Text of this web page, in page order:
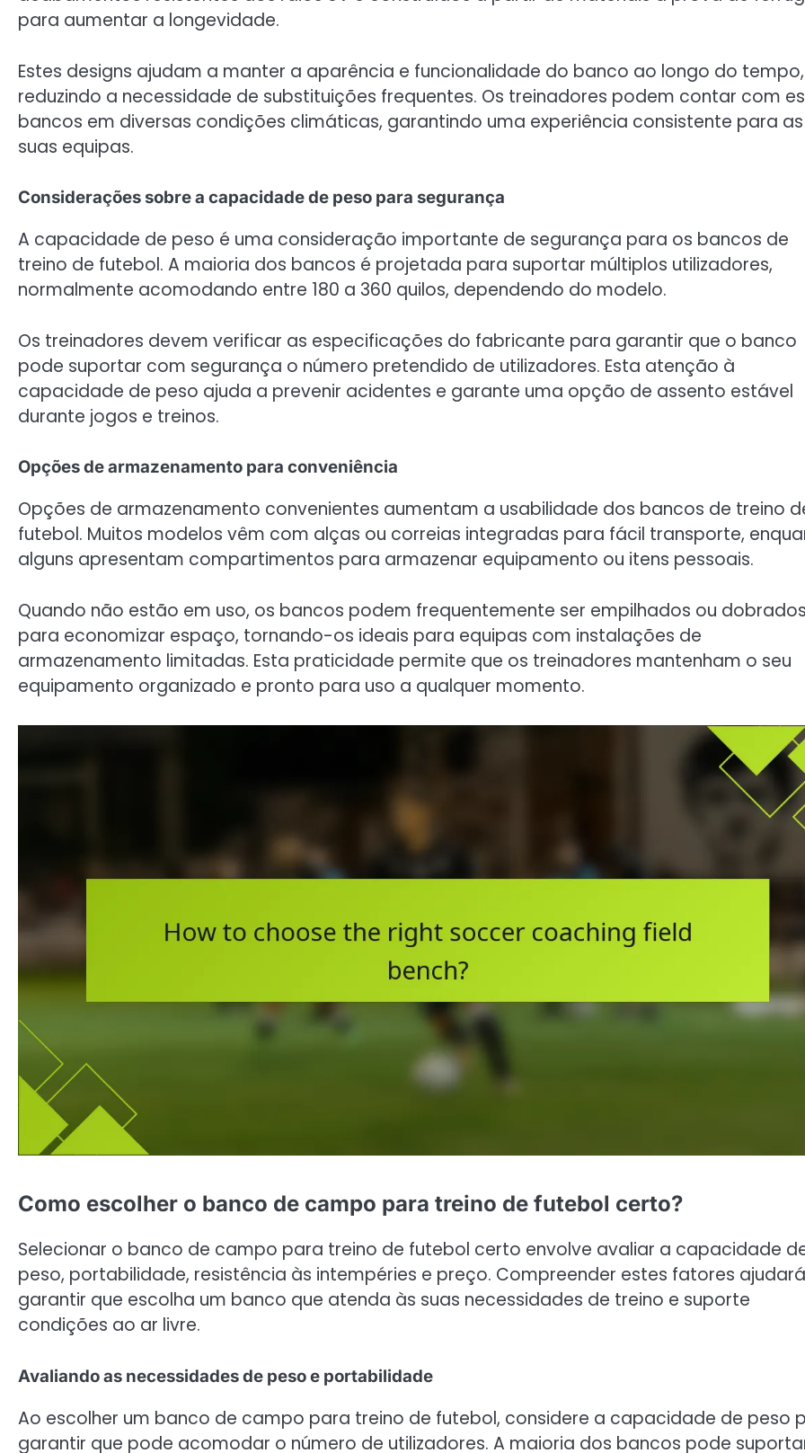
para aumentar a longevidade.
Estes designs ajudam a manter a aparência e funcionalidade do banco ao longo do tempo,
reduzindo a necessidade de substituições frequentes. Os treinadores podem contar com
bancos em diversas condições climáticas, garantindo uma experiência consistente para as
suas equipas.
Considerações sobre a capacidade de peso para segurança
A capacidade de peso é uma consideração importante de segurança para os bancos de
treino de futebol. A maioria dos bancos é projetada para suportar múltiplos utilizadores,
normalmente acomodando entre 180 a 360 quilos, dependendo do modelo.
Os treinadores devem verificar as especificações do fabricante para garantir que o banco
pode suportar com segurança o número pretendido de utilizadores. Esta atenção à
capacidade de peso ajuda a prevenir acidentes e garante uma opção de assento estável
durante jogos e treinos.
Opções de armazenamento para conveniência
Opções de armazenamento convenientes aumentam a usabilidade dos bancos de treino
futebol. Muitos modelos vêm com alças ou correias integradas para fácil transporte,
alguns apresentam compartimentos para armazenar equipamento ou itens pessoais.
Quando não estão em uso, os bancos podem frequentemente ser empilhados ou dobrados
para economizar espaço, tornando-os ideais para equipas com instalações de
armazenamento limitadas. Esta praticidade permite que os treinadores mantenham o seu
equipamento organizado e pronto para uso a qualquer momento.
Como escolher o banco de campo para treino de futebol certo?
Selecionar o banco de campo para treino de futebol certo envolve avaliar a capacidade
peso, portabilidade, resistência às intempéries e preço. Compreender estes fatores
garantir que escolha um banco que atenda às suas necessidades de treino e suporte
condições ao ar livre.
Avaliando as necessidades de peso e portabilidade
Ao escolher um banco de campo para treino de futebol, considere a capacidade de peso
garantir que pode acomodar o número de utilizadores. A maioria dos bancos pode